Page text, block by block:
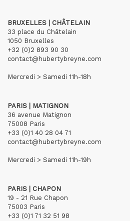
BRUXELLES | CHÂTELAIN
33 place du Châtelain
1050 Bruxelles
+32 (0)2 893 90 30
contact@hubertybreyne.com
Mercredi > Samedi 11h-18h
PARIS | MATIGNON
36 avenue Matignon
75008 Paris
+33 (0)1 40 28 04 71
contact@hubertybreyne.com
Mercredi > Samedi 11h-19h
PARIS | CHAPON
19 - 21 Rue Chapon
75003 Paris
+33 (0)1 71 32 51 98